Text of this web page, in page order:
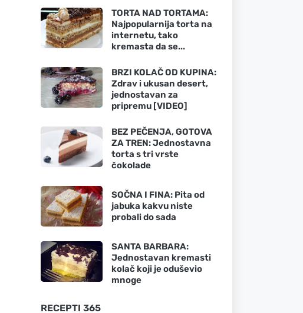
TORTA NAD TORTAMA:
Najpopularnija torta na
internetu, tako
kremasta da se...
BRZI KOLAČ OD KUPINA:
Zdrav i ukusan desert,
jednostavan za
pripremu [VIDEO]
BEZ PEČENJA, GOTOVA
ZA TREN: Jednostavna
torta s tri vrste
čokolade
SOČNA I FINA: Pita od
jabuka kakvu niste
probali do sada
SANTA BARBARA:
Jednostavan kremasti
kolač koji je oduševio
mnoge
RECEPTI 365